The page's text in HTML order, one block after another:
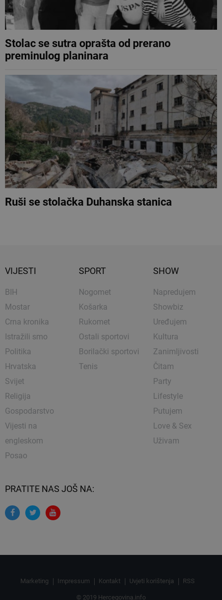
Stolac se sutra oprašta od prerano
preminulog planinara
Ruši se stolačka Duhanska stanica
VIJESTI
BIH
Mostar
Crna kronika
Istražili smo
Politika
Hrvatska
Svijet
Religija
Gospodarstvo
Vijesti na
engleskom
Posao
SPORT
Nogomet
Košarka
Rukomet
Ostali sportovi
Borilački sportovi
Tenis
SHOW
Napredujem
Showbiz
Uređujem
Kultura
Zanimljivosti
Čitam
Party
Lifestyle
Putujem
Love & Sex
Uživam
PRATITE NAS JOŠ NA:
Marketing Impressum Kontakt Uvjeti korištenja RSS
© 2019 Hercegovina.info